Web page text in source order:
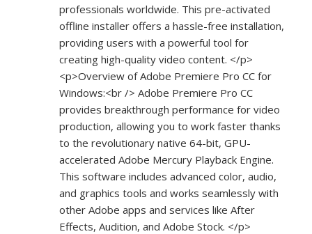
professionals worldwide. This pre-activated
offline installer offers a hassle-free installation,
providing users with a powerful tool for
creating high-quality video content. </p>
<p>Overview of Adobe Premiere Pro CC for
Windows:<br /> Adobe Premiere Pro CC
provides breakthrough performance for video
production, allowing you to work faster thanks
to the revolutionary native 64-bit, GPU-
accelerated Adobe Mercury Playback Engine.
This software includes advanced color, audio,
and graphics tools and works seamlessly with
other Adobe apps and services like After
Effects, Audition, and Adobe Stock. </p>